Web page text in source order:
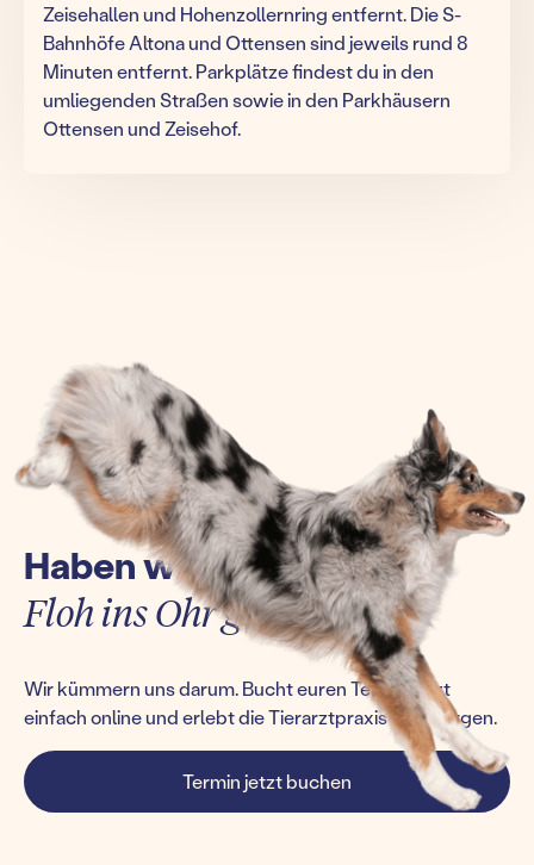
Zeisehallen und Hohenzollernring entfernt. Die S-
Bahnhöfe Altona und Ottensen sind jeweils rund 8
Minuten entfernt. Parkplätze findest du in den
umliegenden Straßen sowie in den Parkhäusern
Ottensen und Zeisehof.
Haben wir euch einen
Floh ins Ohr gesetzt?
Wir kümmern uns darum. Bucht euren Termin jetzt
einfach online und erlebt die Tierarztpraxis von morgen.
Termin jetzt buchen